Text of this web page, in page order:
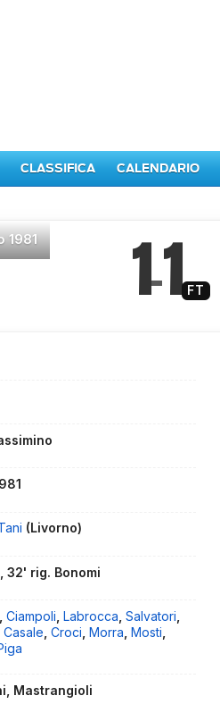
CLASSIFICA CALENDARIO
1981 1–1 FT
(Livorno)
32' rig. Bonomi
,Ciampoli ,Labrocca ,Salvatori
,Casale ,Croci ,Morra ,Mosti
Mastrangioli